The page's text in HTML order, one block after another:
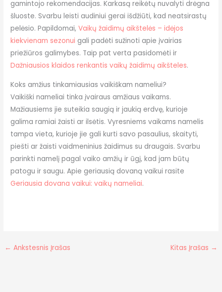
gamintojo rekomendacijas. Karkasą reikėtų nuvalyti drėgna
šluoste. Svarbu leisti audiniui gerai išdžiūti, kad neatsirastų
pelėsio. Papildomai,Vaikų žaidimų aikštelės – idėjos
kiekvienam sezonui gali padėti sužinoti apie įvairias
priežiūros galimybes. Taip pat verta pasidomėti ir
Dažniausios klaidos renkantis vaikų žaidimų aikšteles.
Koks amžius tinkamiausias vaikiškam nameliui?
Vaikiški nameliai tinka įvairaus amžiaus vaikams.
Mažiausiems jie suteikia saugią ir jaukią erdvę, kurioje
galima ramiai žaisti ar ilsėtis. Vyresniems vaikams namelis
tampa vieta, kurioje jie gali kurti savo pasaulius, skaityti,
piešti ar žaisti vaidmeninius žaidimus su draugais. Svarbu
parinkti namelį pagal vaiko amžių ir ūgį, kad jam būtų
patogu ir saugu. Apie geriausią dovaną vaikui rasite
Geriausia dovana vaikui: vaikų nameliai.
← Ankstesnis Įrašas Kitas Įrašas →